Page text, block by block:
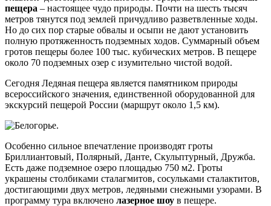
пещера – настоящее чудо природы. Почти на шесть тысяч
метров тянутся под землей причудливо разветвленные ходы.
Но до сих пор старые обвалы и осыпи не дают установить
полную протяженность подземных ходов. Суммарный объем
гротов пещеры более 100 тыс. кубических метров. В пещере
около 70 подземных озер с изумительно чистой водой.
Сегодня Ледяная пещера является памятником природы
всероссийского значения, единственной оборудованной для
экскурсий пещерой России (маршрут около 1,5 км).
Особенно сильное впечатление производят гроты
Бриллиантовый, Полярный, Данте, Скульптурный, Дружба.
Есть даже подземное озеро площадью 750 м2. Гроты
украшены столбиками сталагмитов, сосульками сталактитов,
достигающими двух метров, ледяными снежными узорами. В
программу тура включено лазерное шоу в пещере.